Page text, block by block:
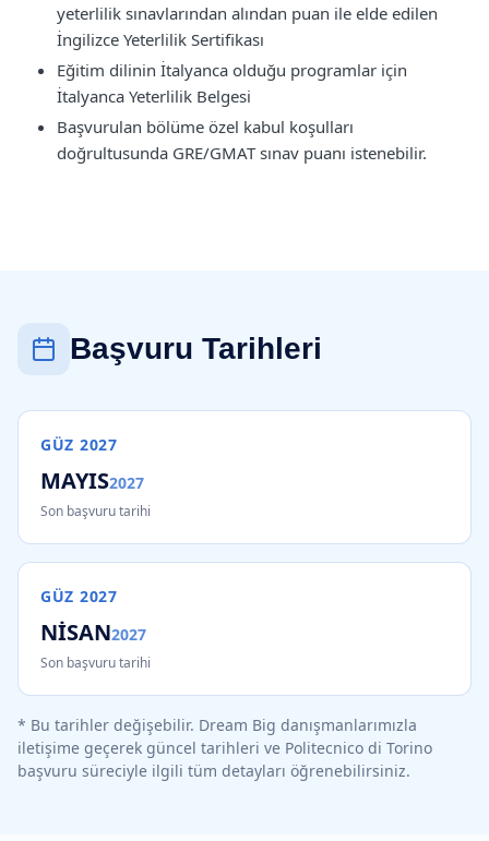
yeterlilik sınavlarından alından puan ile elde edilen
İngilizce Yeterlilik Sertifikası
Eğitim dilinin İtalyanca olduğu programlar için
İtalyanca Yeterlilik Belgesi
Başvurulan bölüme özel kabul koşulları
doğrultusunda GRE/GMAT sınav puanı istenebilir.
Başvuru Tarihleri
GÜZ 2027
MAYIS2027
Son başvuru tarihi
GÜZ 2027
NİSAN2027
Son başvuru tarihi
* Bu tarihler değişebilir. Dream Big danışmanlarımızla
iletişime geçerek güncel tarihleri ve Politecnico di Torino
başvuru süreciyle ilgili tüm detayları öğrenebilirsiniz.